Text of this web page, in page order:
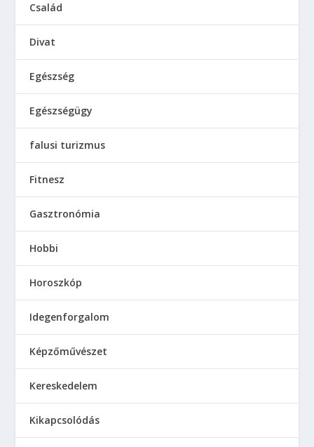
Család
Divat
Egészség
Egészségügy
falusi turizmus
Fitnesz
Gasztronómia
Hobbi
Horoszkóp
Idegenforgalom
Képzőművészet
Kereskedelem
Kikapcsolódás